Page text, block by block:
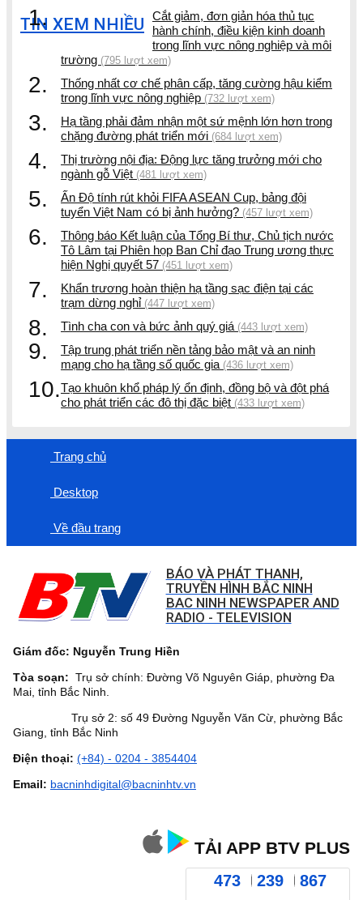
TIN XEM NHIỀU
1.
Cắt giảm, đơn giản hóa thủ tục
hành chính, điều kiện kinh doanh
trong lĩnh vực nông nghiệp và môi
trường (795 lượt xem)
2.
Thống nhất cơ chế phân cấp, tăng cường hậu kiểm
trong lĩnh vực nông nghiệp (732 lượt xem)
3.
Hạ tầng phải đảm nhận một sứ mệnh lớn hơn trong
chặng đường phát triển mới (684 lượt xem)
4.
Thị trường nội địa: Động lực tăng trưởng mới cho
ngành gỗ Việt (481 lượt xem)
5.
Ấn Độ tính rút khỏi FIFA ASEAN Cup, bảng đội
tuyển Việt Nam có bị ảnh hưởng? (457 lượt xem)
6.
Thông báo Kết luận của Tổng Bí thư, Chủ tịch nước
Tô Lâm tại Phiên họp Ban Chỉ đạo Trung ương thực
hiện Nghị quyết 57 (451 lượt xem)
7.
Khẩn trương hoàn thiện hạ tầng sạc điện tại các
trạm dừng nghỉ (447 lượt xem)
8. Tình cha con và bức ảnh quý giá (443 lượt xem)
9.
Tập trung phát triển nền tảng bảo mật và an ninh
mạng cho hạ tầng số quốc gia (436 lượt xem)
10.Tạo khuôn khổ pháp lý ổn định, đồng bộ và đột phá
cho phát triển các đô thị đặc biệt (433 lượt xem)
Trang chủ
Desktop
Về đầu trang
BÁO VÀ PHÁT THANH,
TRUYỀN HÌNH BẮC NINH
BAC NINH NEWSPAPER AND
RADIO - TELEVISION
Giám đốc: Nguyễn Trung Hiền
Tòa soạn: Trụ sở chính: Đường Võ Nguyên Giáp, phường Đa
Mai, tỉnh Bắc Ninh.
Trụ sở 2: số 49 Đường Nguyễn Văn Cừ, phường Bắc
Giang, tỉnh Bắc Ninh
Điện thoại: (+84) - 0204 - 3854404
Email: bacninhdigital@bacninhtv.vn
TẢI APP BTV PLUS
473 239 867